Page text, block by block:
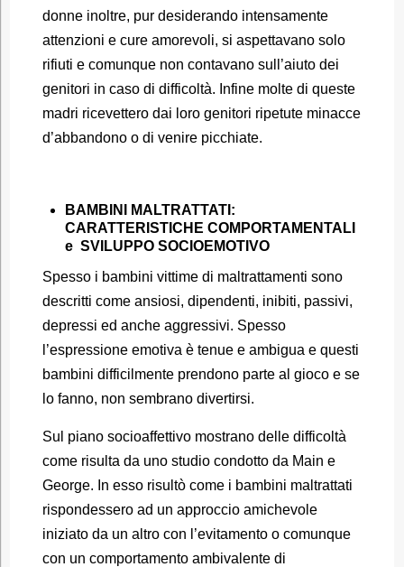
donne inoltre, pur desiderando intensamente
attenzioni e cure amorevoli, si aspettavano solo
rifiuti e comunque non contavano sull’aiuto dei
genitori in caso di difficoltà. Infine molte di queste
madri ricevettero dai loro genitori ripetute minacce
d’abbandono o di venire picchiate.
BAMBINI MALTRATTATI:
CARATTERISTICHE COMPORTAMENTALI
e SVILUPPO SOCIOEMOTIVO
Spesso i bambini vittime di maltrattamenti sono
descritti come ansiosi, dipendenti, inibiti, passivi,
depressi ed anche aggressivi. Spesso
l’espressione emotiva è tenue e ambigua e questi
bambini difficilmente prendono parte al gioco e se
lo fanno, non sembrano divertirsi.
Sul piano socioaffettivo mostrano delle difficoltà
come risulta da uno studio condotto da Main e
George. In esso risultò come i bambini maltrattati
rispondessero ad un approccio amichevole
iniziato da un altro con l’evitamento o comunque
con un comportamento ambivalente di